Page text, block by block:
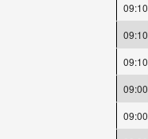
09:10
09:10
09:10
09:00
09:00